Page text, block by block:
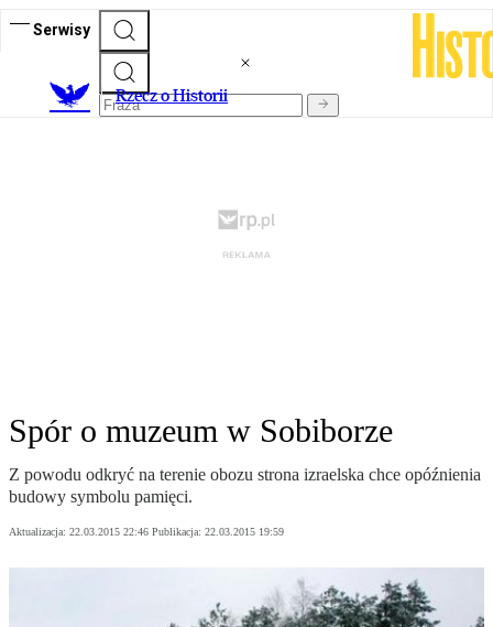
Serwisy
Rzecz o Historii
Spór o muzeum w Sobiborze
Z powodu odkryć na terenie obozu strona izraelska chce opóźnienia
budowy symbolu pamięci.
Aktualizacja: 22.03.2015 22:46 Publikacja: 22.03.2015 19:59